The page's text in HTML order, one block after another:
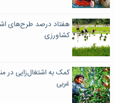
هفتاد درصد طرح‌های
کشاورزی
کمک به اشتغال‌زایی در
غربی